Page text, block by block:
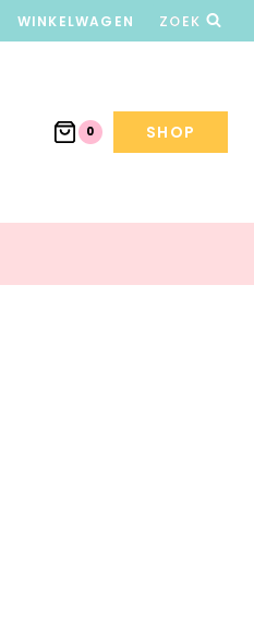
WINKELWAGEN ZOEK
0 SHOP